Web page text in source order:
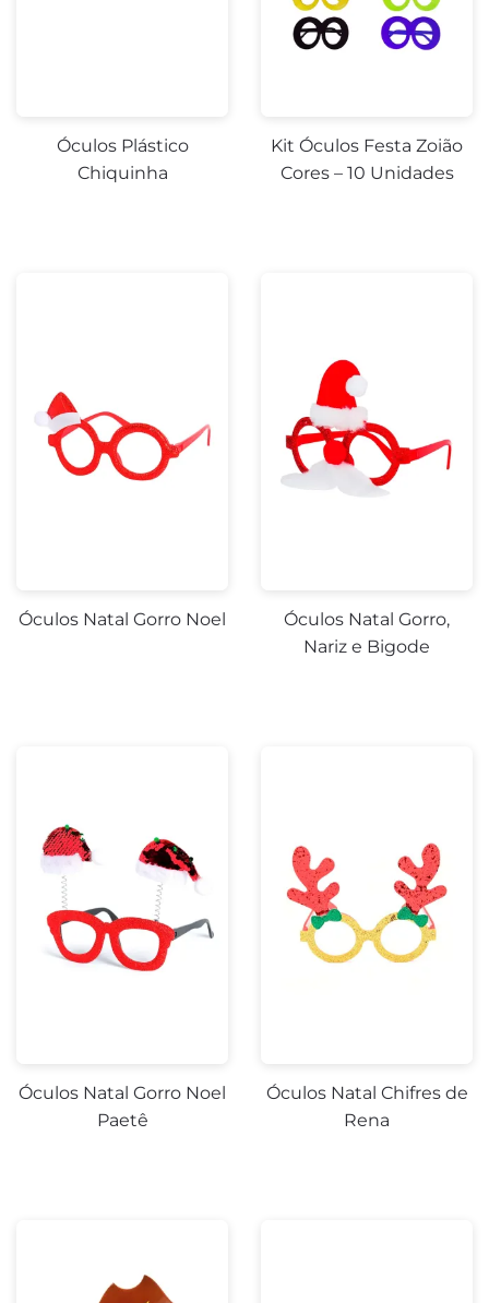
Óculos Plástico
Chiquinha
Kit Óculos Festa Zoião
Cores – 10 Unidades
Óculos Natal Gorro Noel
Óculos Natal Gorro,
Nariz e Bigode
Óculos Natal Gorro Noel
Paetê
Óculos Natal Chifres de
Rena